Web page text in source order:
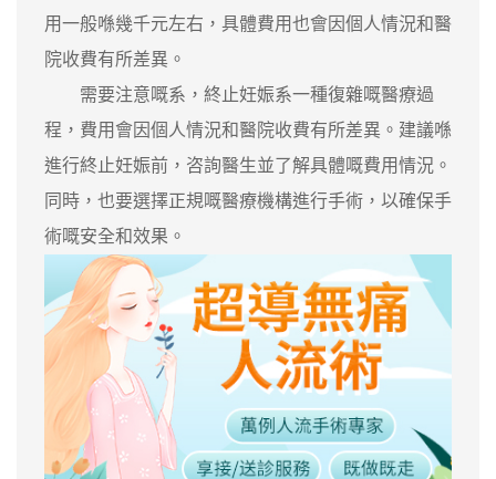
用一般喺幾千元左右，具體費用也會因個人情況和醫
院收費有所差異。
需要注意嘅系，終止妊娠系一種復雜嘅醫療過
程，費用會因個人情況和醫院收費有所差異。建議喺
進行終止妊娠前，咨詢醫生並了解具體嘅費用情況。
同時，也要選擇正規嘅醫療機構進行手術，以確保手
術嘅安全和效果。